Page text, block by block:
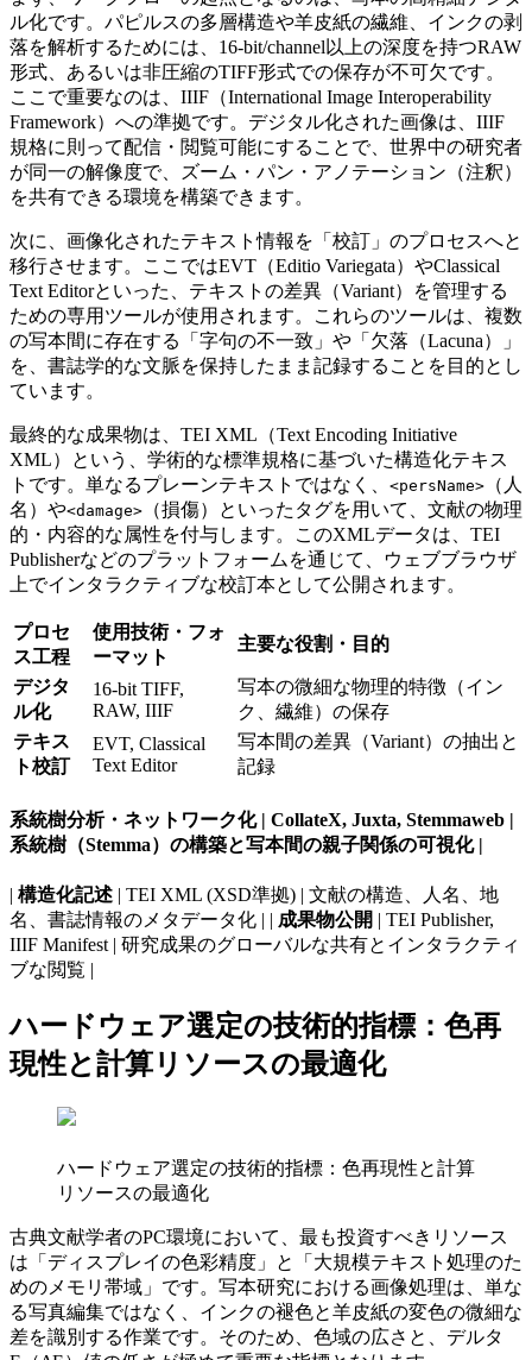
ル化です。パピルスの多層構造や羊皮紙の繊維、インクの剥
落を解析するためには、16-bit/channel以上の深度を持つRAW
形式、あるいは非圧縮のTIFF形式での保存が不可欠です。
ここで重要なのは、IIIF（International Image Interoperability
Framework）への準拠です。デジタル化された画像は、IIIF
規格に則って配信・閲覧可能にすることで、世界中の研究者
が同一の解像度で、ズーム・パン・アノテーション（注釈）
を共有できる環境を構築できます。
次に、画像化されたテキスト情報を「校訂」のプロセスへと
移行させます。ここではEVT（Editio Variegata）やClassical
Text Editorといった、テキストの差異（Variant）を管理する
ための専用ツールが使用されます。これらのツールは、複数
の写本間に存在する「字句の不一致」や「欠落（Lacuna）」
を、書誌学的な文脈を保持したまま記録することを目的とし
ています。
最終的な成果物は、TEI XML（Text Encoding Initiative
XML）という、学術的な標準規格に基づいた構造化テキス
トです。単なるプレーンテキストではなく、 <persName> （人
名）や<damage> （損傷）といったタグを用いて、文献の物理
的・内容的な属性を付与します。このXMLデータは、TEI
Publisherなどのプラットフォームを通じて、ウェブブラウザ
上でインタラクティブな校訂本として公開されます。
プロセ
ス工程
使用技術・フォ
ーマット
主要な役割・目的
デジタ
ル化
16-bit TIFF,
RAW, IIIF
写本の微細な物理的特徴（イン
ク、繊維）の保存
テキス
ト校訂
EVT, Classical
Text Editor
写本間の差異（Variant）の抽出と
記録
系統樹分析・ネットワーク化 | CollateX, Juxta, Stemmaweb |
系統樹（Stemma）の構築と写本間の親子関係の可視化 |
| 構造化記述 | TEI XML (XSD準拠) | 文献の構造、人名、地
名、書誌情報のメタデータ化 | | 成果物公開 | TEI Publisher,
IIIF Manifest | 研究成果のグローバルな共有とインタラクティ
ブな閲覧 |
ハードウェア選定の技術的指標：色再
現性と計算リソースの最適化
ハードウェア選定の技術的指標：色再現性と計算
リソースの最適化
古典文献学者のPC環境において、最も投資すべきリソース
は「ディスプレイの色彩精度」と「大規模テキスト処理のた
めのメモリ帯域」です。写本研究における画像処理は、単な
る写真編集ではなく、インクの褪色と羊皮紙の変色の微細な
差を識別する作業です。そのため、色域の広さと、デルタ